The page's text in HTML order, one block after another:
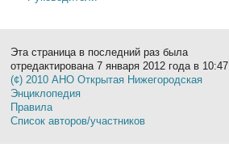
Эта страница в последний раз была
отредактирована 7 января 2012 года в 10:47.
(¢) 2010 АНО Открытая Нижегородская
Энциклопедия
Правила
Список авторов/участников